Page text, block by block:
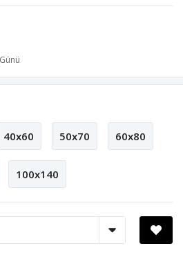
40x60 50x70 60x80
100x140